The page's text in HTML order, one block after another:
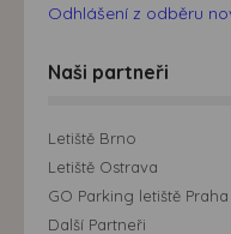
Odhlášení z odběru
Naši partneři
Letiště Brno
Letiště Ostrava
GO Parking letiště Praha
Další Partneři